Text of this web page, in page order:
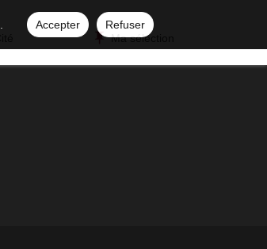
Accepter
Refuser
Ma sélection